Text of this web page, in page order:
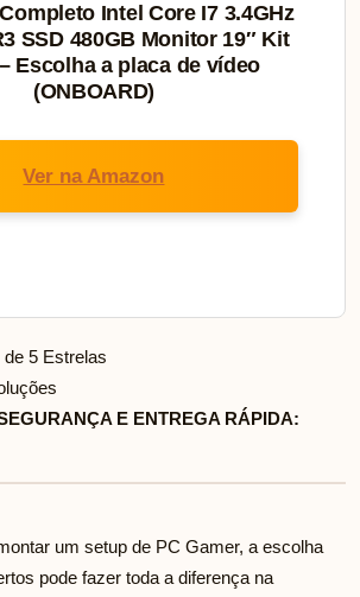
Intel Core I7 3.4GHz
SSD 480GB Monitor 19″ Kit
Escolha a placa de vídeo
(ONBOARD)
Ver na Amazon
de 5 Estrelas
E ENTREGA RÁPIDA:
um setup de PC Gamer, a escolha
pode fazer toda a diferença na